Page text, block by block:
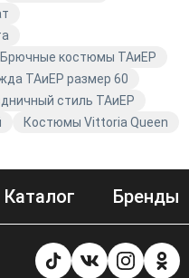
Брючные костюмы ТАиЕР
ТАиЕР размер 60
стиль ТАиЕР
Костюмы Vittoria Queen
Каталог Бренды